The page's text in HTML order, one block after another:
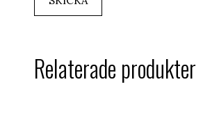
Relaterade produkter